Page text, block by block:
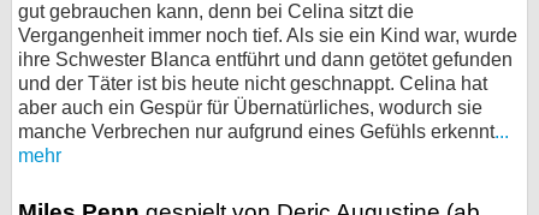
gut gebrauchen kann, denn bei Celina sitzt die
Vergangenheit immer noch tief. Als sie ein Kind war, wurde
ihre Schwester Blanca entführt und dann getötet gefunden
und der Täter ist bis heute nicht geschnappt. Celina hat
aber auch ein Gespür für Übernatürliches, wodurch sie
manche Verbrechen nur aufgrund eines Gefühls erkennt...
mehr